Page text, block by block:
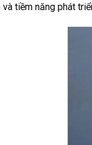
tiềm năng phát